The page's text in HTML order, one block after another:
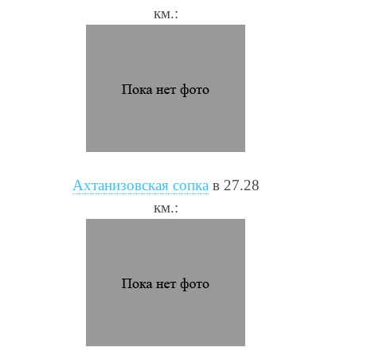
км.:
Ахтанизовская сопка в 27.28
км.: